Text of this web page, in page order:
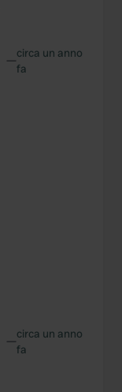
—circa un anno
fa
—circa un anno
fa